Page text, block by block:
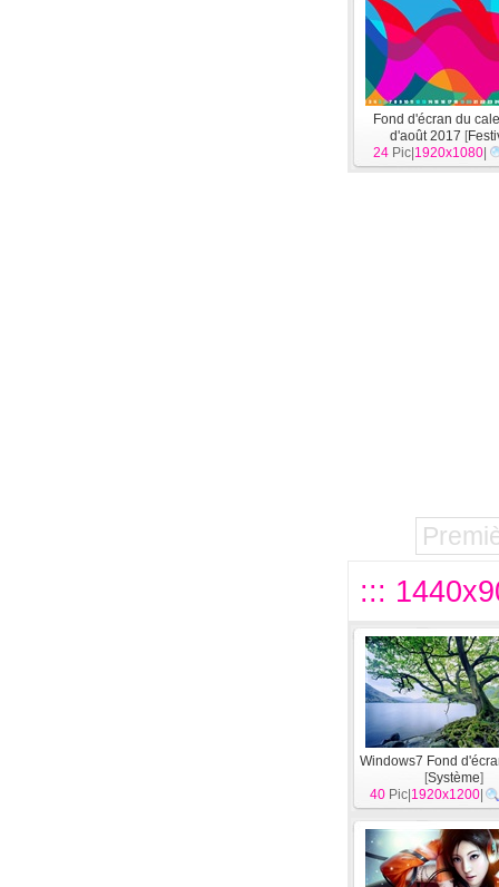
Fond d'écran du
d'août 2017 [
24 Pic| 1920x1080
:::
Windows7 Fond
[Système]
40 Pic| 1920x1200